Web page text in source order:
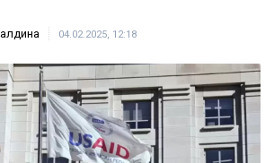
04.02.2025, 12:18